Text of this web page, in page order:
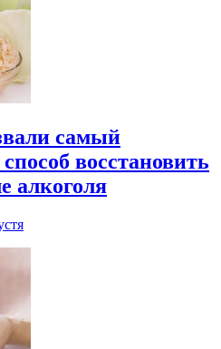
самый
восстановить
алкоголя